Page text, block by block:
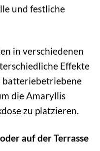
und festliche
in verschiedenen
Effekte
batteriebetriebene
die Amaryllis
zu platzieren.
auf der Terrasse